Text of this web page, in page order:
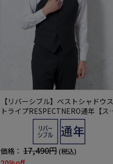
【リバーシブル】ベストシャドウス
トライプRESPECTNERO通年【ス
ムデザイン】
価格： 17,490円 (税込)